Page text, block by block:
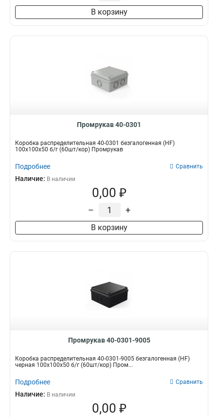
В корзину
Промрукав 40-0301
Коробка распределительная 40-0301 безгалогенная (HF)
100х100х50 б/г (60шт/кор) Промрукав
Подробнее Сравнить
Наличие: В наличии
0,00 ₽
– +
В корзину
Промрукав 40-0301-9005
Коробка распределительная 40-0301-9005 безгалогенная (HF)
черная 100х100х50 б/г (60шт/кор) Пром...
Подробнее Сравнить
Наличие: В наличии
0,00 ₽